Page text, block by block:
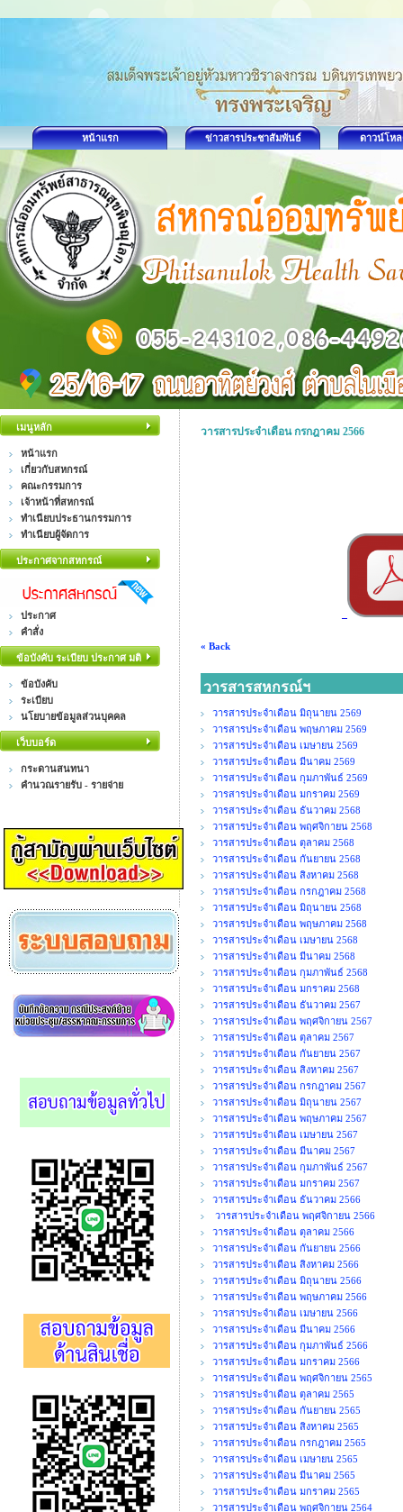
หน้าแรก ข่าวสารประชาสัมพันธ์ ดาวน์โห
เมนูหลัก
หน้าแรก
เกี่ยวกับสหกรณ์
คณะกรรมการ
เจ้าหน้าที่สหกรณ์
ทำเนียบประธานกรรมการ
ทำเนียบผู้จัดการ
ประกาศจากสหกรณ์
ประกาศ
คำสั่ง
ข้อบังคับ ระเบียบ ประกาศ มติ
ข้อบังคับ
ระเบียบ
นโยบายข้อมูลส่วนบุคคล
เว็บบอร์ด
กระดานสนทนา
คำนวณรายรับ - รายจ่าย
วารสารประจำเดือน กรกฎาคม 2566
« Back
วารสารสหกรณ์ฯ
วารสารประจำเดือน มิถุนายน 2569
วารสารประจำเดือน พฤษภาคม 2569
วารสารประจำเดือน เมษายน 2569
วารสารประจำเดือน มีนาคม 2569
วารสารประจำเดือน กุมภาพันธ์ 2569
วารสารประจำเดือน มกราคม 2569
วารสารประจำเดือน ธันวาคม 2568
วารสารประจำเดือน พฤศจิกายน 2568
วารสารประจำเดือน ตุลาคม 2568
วารสารประจำเดือน กันยายน 2568
วารสารประจำเดือน สิงหาคม 2568
วารสารประจำเดือน กรกฎาคม 2568
วารสารประจำเดือน มิถุนายน 2568
วารสารประจำเดือน พฤษภาคม 2568
วารสารประจำเดือน เมษายน 2568
วารสารประจำเดือน มีนาคม 2568
วารสารประจำเดือน กุมภาพันธ์ 2568
วารสารประจำเดือน มกราคม 2568
วารสารประจำเดือน ธันวาคม 2567
วารสารประจำเดือน พฤศจิกายน 2567
วารสารประจำเดือน ตุลาคม 2567
วารสารประจำเดือน กันยายน 2567
วารสารประจำเดือน สิงหาคม 2567
วารสารประจำเดือน กรกฎาคม 2567
วารสารประจำเดือน มิถุนายน 2567
วารสารประจำเดือน พฤษภาคม 2567
วารสารประจำเดือน เมษายน 2567
วารสารประจำเดือน มีนาคม 2567
วารสารประจำเดือน กุมภาพันธ์ 2567
วารสารประจำเดือน มกราคม 2567
วารสารประจำเดือน ธันวาคม 2566
วารสารประจำเดือน พฤศจิกายน 2566
วารสารประจำเดือน ตุลาคม 2566
วารสารประจำเดือน กันยายน 2566
วารสารประจำเดือน สิงหาคม 2566
วารสารประจำเดือน มิถุนายน 2566
วารสารประจำเดือน พฤษภาคม 2566
วารสารประจำเดือน เมษายน 2566
วารสารประจำเดือน มีนาคม 2566
วารสารประจำเดือน กุมภาพันธ์ 2566
วารสารประจำเดือน มกราคม 2566
วารสารประจำเดือน พฤศจิกายน 2565
วารสารประจำเดือน ตุลาคม 2565
วารสารประจำเดือน กันยายน 2565
วารสารประจำเดือน สิงหาคม 2565
วารสารประจำเดือน กรกฎาคม 2565
วารสารประจำเดือน เมษายน 2565
วารสารประจำเดือน มีนาคม 2565
วารสารประจำเดือน มกราคม 2565
วารสารประจำเดือน พฤศจิกายน 2564